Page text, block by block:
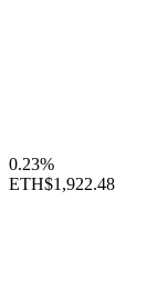
0.23%
ETH$1,922.48